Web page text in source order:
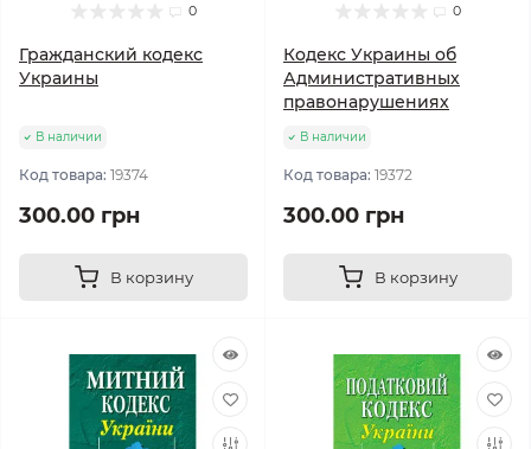
0
Гражданский кодекс
Украины
В наличии
Код товара: 19374
300.00 грн
В корзину
0
Кодекс Украины об
Административных
правонарушениях
В наличии
Код товара: 19372
300.00 грн
В корзину